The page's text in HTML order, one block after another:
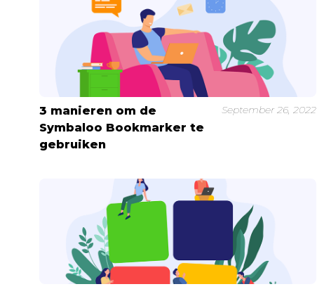
3 manieren om de
Symbaloo Bookmarker te
gebruiken
September 26, 2022